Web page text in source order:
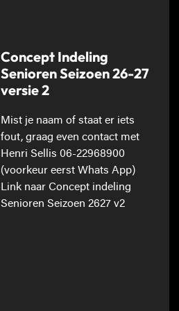
Concept Indeling
Senioren Seizoen 26-27
versie 2
Mist je naam of staat er iets
fout, graag even contact met
Henri Sellis 06-22968900
(voorkeur eerst Whats App)
Link naar Concept indeling
Senioren Seizoen 2627 v2